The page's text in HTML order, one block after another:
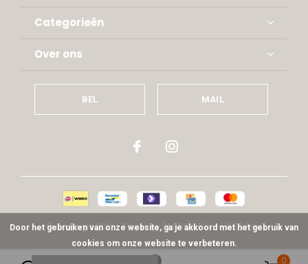
Categorieën
Over ons
BEL MAIL
© Copyright2026- Theme ByDMWSxPlus+ -RSS-feed
0
Door het gebruiken van onze website, ga je akkoord met het gebruik van
cookies om onze website te verbeteren.